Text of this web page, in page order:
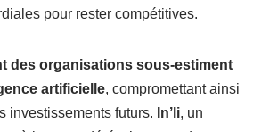
pour rester compétitives.
des organisations sous-estiment
artificielle, compromettant ainsi
investissements futurs. In’li, un